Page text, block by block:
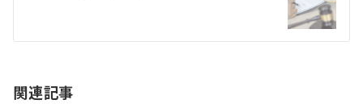
シ
ン
関連記事